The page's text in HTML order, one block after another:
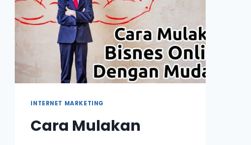
INTERNET MARKETING
Cara Mulakan